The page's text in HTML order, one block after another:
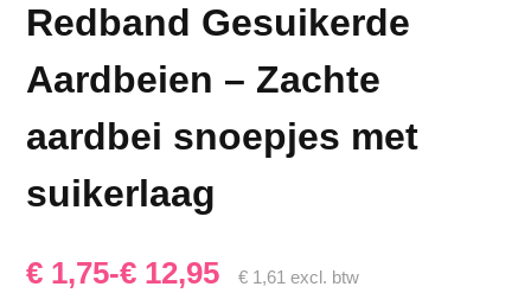
Redband Gesuikerde
Aardbeien – Zachte
aardbei snoepjes met
suikerlaag
€ 1,75-€ 12,95
Prijsklasse:
€ 1,61 excl. btw